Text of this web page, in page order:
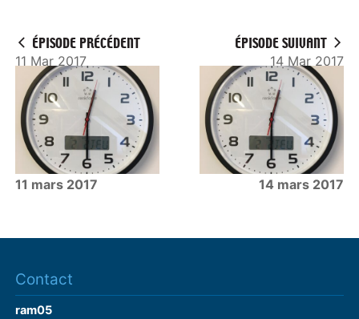
ÉPISODE PRÉCÉDENT
11 Mar 2017
11 mars 2017
ÉPISODE SUIVANT
14 Mar 2017
14 mars 2017
Contact
ram05